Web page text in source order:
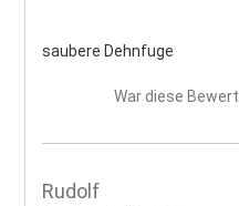
saubere Dehnfuge
War diese
Rudolf